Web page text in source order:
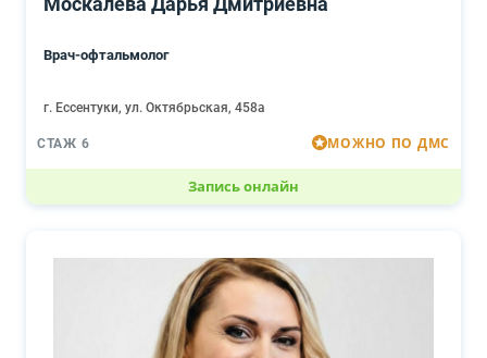
Врач-офтальмолог
г. Ессентуки, ул. Октябрьская, 458а
СТАЖ 6 МОЖНО ПО ДМС
Запись онлайн